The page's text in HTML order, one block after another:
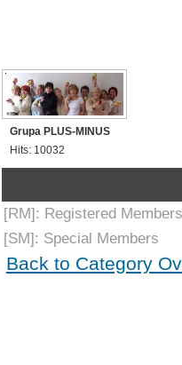
Grupa PLUS-MINUS
Hits: 10032
[RM]: Registered
[SM]: Special Members
Back to Category